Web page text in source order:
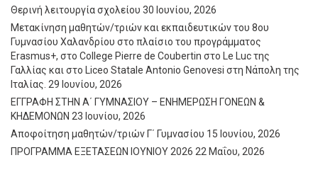
Θερινή λειτουργία σχολείου 30 Ιουνίου, 2026
Μετακίνηση μαθητών/τριών και εκπαιδευτικών του 8ου
Γυμνασίου Χαλανδρίου στο πλαίσιο του προγράμματος
Erasmus+, στο College Pierre de Coubertin στο Le Luc της
Γαλλίας και στο Liceo Statale Antonio Genovesi στη Νάπολη της
Ιταλίας. 29 Ιουνίου, 2026
ΕΓΓΡΑΦΗ ΣΤΗΝ Α΄ ΓΥΜΝΑΣΙΟΥ – ΕΝΗΜΕΡΩΣΗ ΓΟΝΕΩΝ &
ΚΗΔΕΜΟΝΩΝ 23 Ιουνίου, 2026
Αποφοίτηση μαθητών/τριών Γ΄ Γυμνασίου 15 Ιουνίου, 2026
ΠΡΟΓΡΑΜΜΑ ΕΞΕΤΑΣΕΩΝ ΙΟΥΝΙΟΥ 2026 22 Μαΐου, 2026